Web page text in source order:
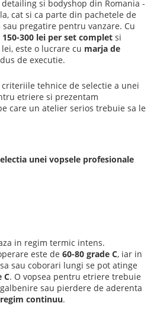
si bodyshop din Romania -
cat si ca parte din pachetele de
pregatire pentru vanzare. Cu
150-300 lei per set complet si
este o lucrare cu marja de
de executie.
tehnice de selectie a unei
etriere si prezentam
care un atelier serios trebuie sa le
unei vopsele profesionale
in regim termic intens.
este de 60-80 grade C, iar in
sau coborari lungi se pot atinge
C. O vopsea pentru etriere trebuie
sau pierdere de aderenta
continuu.